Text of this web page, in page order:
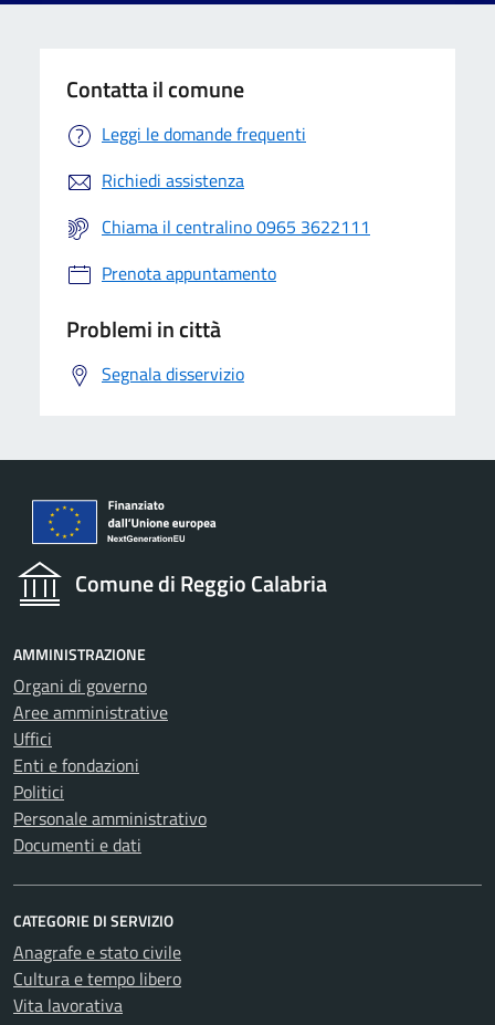
Contatta il comune
Leggi le domande frequenti
Richiedi assistenza
Chiama il centralino 0965 3622111
Prenota appuntamento
Problemi in città
Segnala disservizio
Comune di Reggio Calabria
AMMINISTRAZIONE
Organi di governo
Aree amministrative
Uffici
Enti e fondazioni
Politici
Personale amministrativo
Documenti e dati
CATEGORIE DI SERVIZIO
Anagrafe e stato civile
Cultura e tempo libero
Vita lavorativa